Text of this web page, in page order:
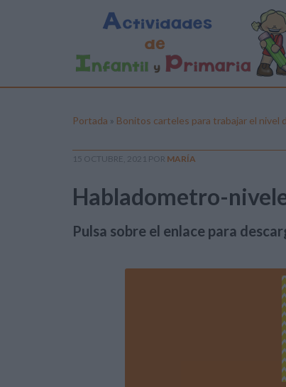
Portada » Bonitos carteles para trabajar el nivel
15 OCTUBRE, 2021 POR MARÍA
Habladometro-
Pulsa sobre el enlace para